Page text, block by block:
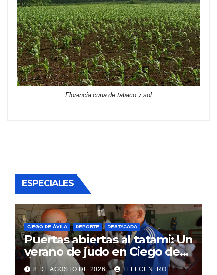
Florencia cuna de tabaco y sol
ESPECIALES
CIEGO DE ÁVILA DEPORTE DESTACADA
Puertas abiertas al tatami: Un
verano de judo en Ciego de
Ávila
8 DE AGOSTO DE 2026 TELECENTRO